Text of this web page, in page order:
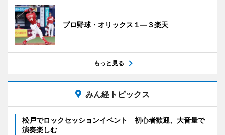
プロ野球・オリックス１―３楽天
もっと見る
みん経トピックス
松戸でロックセッションイベント 初心者歓迎、大音量で
演奏楽しむ